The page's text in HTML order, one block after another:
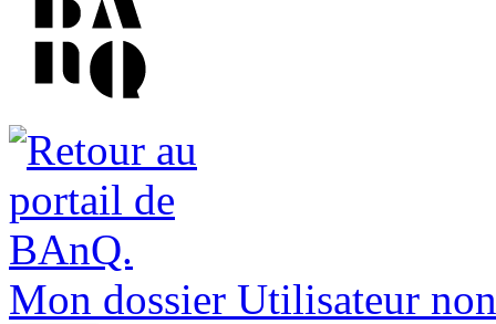
Mon dossier Utilisateur